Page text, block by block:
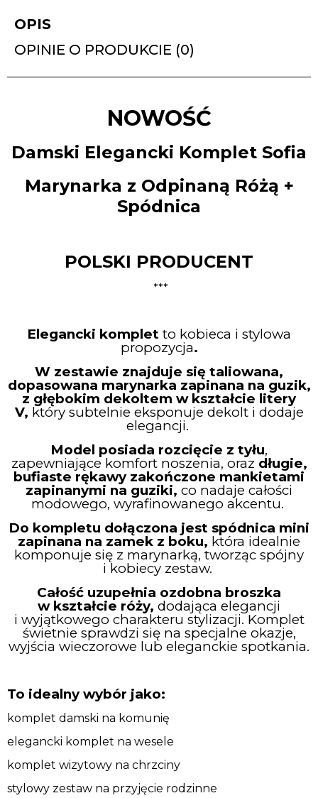
OPIS
OPINIE O PRODUKCIE (0)
NOWOŚĆ
Damski Elegancki Komplet Sofia
Marynarka z Odpinaną Różą +
Spódnica
POLSKI PRODUCENT
***
Elegancki komplet to kobieca i stylowa
propozycja.
W zestawie znajduje się taliowana,
dopasowana marynarka zapinana na guzik,
z głębokim dekoltem w kształcie litery
V, który subtelnie eksponuje dekolt i dodaje
elegancji.
Model posiada rozcięcie z tyłu,
zapewniające komfort noszenia, oraz długie,
bufiaste rękawy zakończone mankietami
zapinanymi na guziki, co nadaje całości
modowego, wyrafinowanego akcentu.
Do kompletu dołączona jest spódnica mini
zapinana na zamek z boku, która idealnie
komponuje się z marynarką, tworząc spójny
i kobiecy zestaw.
Całość uzupełnia ozdobna broszka
w kształcie róży, dodająca elegancji
i wyjątkowego charakteru stylizacji. Komplet
świetnie sprawdzi się na specjalne okazje,
wyjścia wieczorowe lub eleganckie spotkania.
To idealny wybór jako:
komplet damski na komunię
elegancki komplet na wesele
komplet wizytowy na chrzciny
stylowy zestaw na przyjęcie rodzinne